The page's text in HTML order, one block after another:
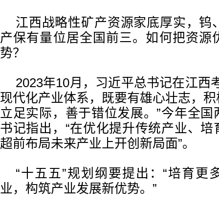
江西战略性矿产资源家底厚实，钨
产保有量位居全国前三。如何把资源
势？
2023年10月，习近平总书记在江西
现代化产业体系，既要有雄心壮志，
立足实际，善于错位发展。”今年全
书记指出，“在优化提升传统产业、
超前布局未来产业上开创新局面”。
“十五五”规划纲要提出：“培育更
业，构筑产业发展新优势。”